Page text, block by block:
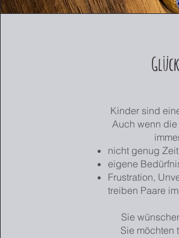
Kinder sind
Auch wenn die
nicht genug
eigene
Frustration,
treiben Paare
Sie
Sie möchten